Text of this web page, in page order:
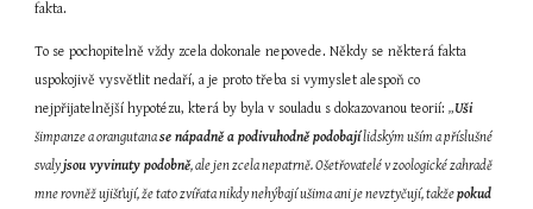
fakta.
To se pochopitelně vždy zcela dokonale nepovede. Někdy se některá fakta
uspokojivě vysvětlit nedaří, a je proto třeba si vymyslet alespoň co
nejpřijatelnější hypotézu, která by byla v souladu s dokazovanou teorií: „Uši
šimpanze a orangutana se nápadně a podivuhodně podobají lidským uším a příslušné
svaly jsou vyvinuty podobně, ale jen zcela nepatrně. Ošetřovatelé v zoologické zahradě
mne rovněž ujišťují, že tato zvířata nikdy nehýbají ušima ani je nevztyčují, takže pokud